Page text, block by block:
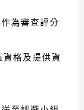
為審查評分
格及提供資